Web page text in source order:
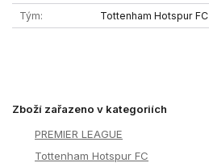
Tým Tottenham Hotspur FC
Zboží zařazeno v kategoriích
PREMIER LEAGUE
Tottenham Hotspur FC